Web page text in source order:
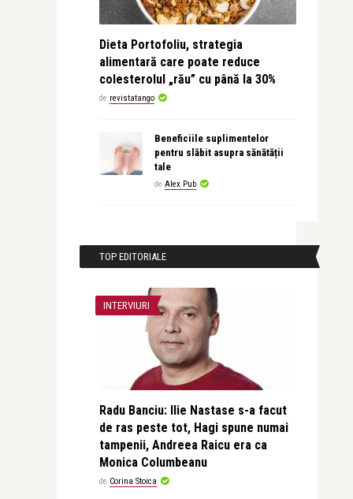
Dieta Portofoliu, strategia
alimentară care poate reduce
colesterolul „rău” cu până la 30%
de revistatango
Beneficiile suplimentelor
pentru slăbit asupra sănătății
tale
de Alex Pub
TOP EDITORIALE
INTERVIURI
Radu Banciu: Ilie Nastase s-a facut
de ras peste tot, Hagi spune numai
tampenii, Andreea Raicu era ca
Monica Columbeanu
de Corina Stoica